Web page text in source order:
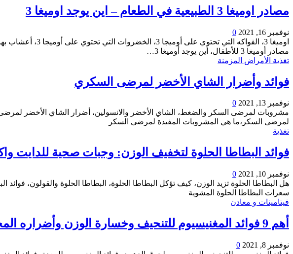
مصادر اوميغا 3 الطبيعية في الطعام – اين يوجد اوميغا 3
نوفمبر 16, 2021
0
مصادر أوميغا 3 للأطفال، أين يوجد أوميغا 3…
تغذية الأمراض المزمنة
فوائد وأضرار الشاي الأخضر لمرضى السكري
نوفمبر 13, 2021
0
مشروبات لمرضى السكر والضغط، الشاي الأخضر والانسولين، أضرار الشاي الأخضر
لمرضى السكر،ما هي المشروبات المفيدة لمرضى السكر
تغذية
فوائد البطاطا الحلوة لتخفيف الوزن: وجبات صحية للدايت
نوفمبر 10, 2021
0
هل البطاطا الحلوة تزيد الوزن، كيف تؤكل البطاطا الحلوة، البطاطا الحلوة والقولون،
سعرات البطاطا الحلوة المشوية
فيتامينات و معادن
أهم 9 فوائد المغنيسيوم للتنحيف وخسارة الوزن وأضراره المحتملة
نوفمبر 8, 2021
0